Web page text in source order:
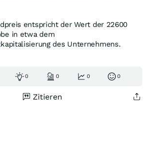
entspricht der Wert der 22600
in etwa dem
des Unternehmens.
0 0 0 0
Zitieren